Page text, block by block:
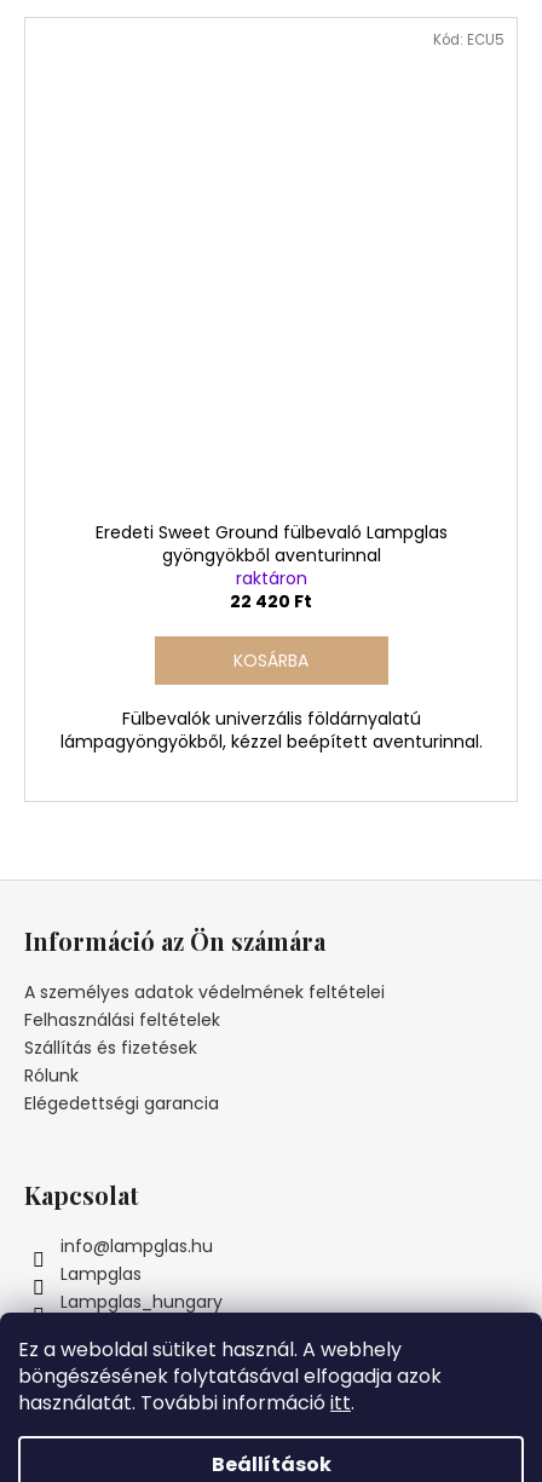
Ez a weboldal sütiket használ. A webhely
böngészésének folytatásával elfogadja azok
használatát. További információitt.
Beállítások
Eredeti Sweet Ground fülbevaló Lampglas
gyöngyökből aventurinnal
raktáron
22 420 Ft
KOSÁRBA
Fülbevalók univerzális földárnyalatú
lámpagyöngyökből, kézzel beépített aventurinnal.
Kód: ECU5
Információ az Ön számára
A személyes adatok védelmének feltételei
Felhasználási feltételek
Szállítás és fizetések
Rólunk
Elégedettségi garancia
Kapcsolat
info@lampglas.hu
Lampglas
Lampglas_hungary
Instagram